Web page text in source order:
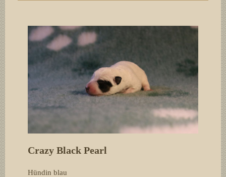
Crazy Black Pearl
Hündin blau